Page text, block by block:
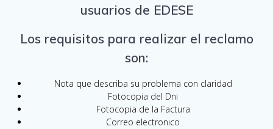
usuarios de EDESE
Los requisitos para realizar el reclamo
son:
Nota que describa su problema con claridad
Fotocopia del Dni
Fotocopia de la Factura
Correo electronico